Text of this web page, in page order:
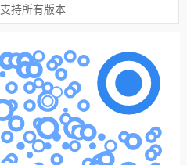
支持所有版本